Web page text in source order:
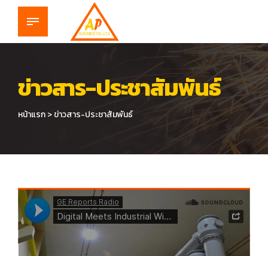
ข่าวสาร-ประชาสัมพันธ์
หน้าแรก > ข่าวสาร-ประชาสัมพันธ์